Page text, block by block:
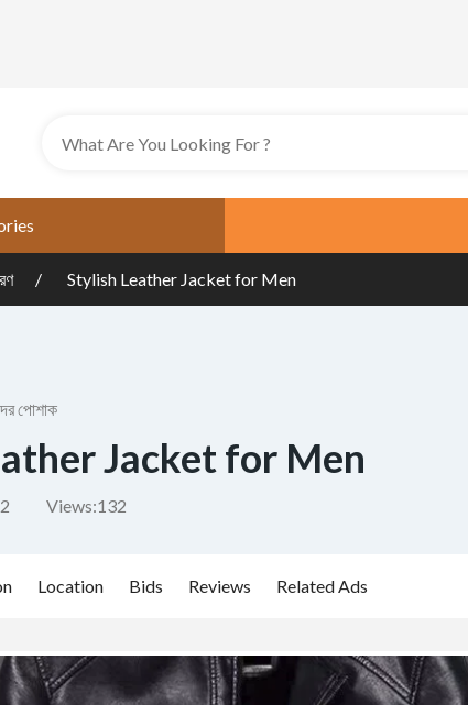
Stylish Leather Jacket for Men
পোশাক
Jacket for Men
Views:132
Location Bids Reviews Related Ads